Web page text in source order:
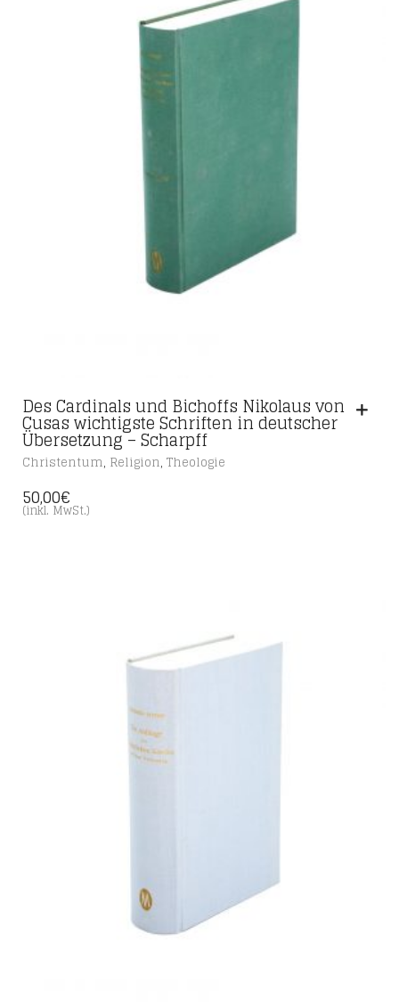
Des Cardinals und Bichoffs Nikolaus von
Cusas wichtigste Schriften in deutscher
Übersetzung – Scharpff
Christentum, Religion, Theologie
50,00€
(inkl. MwSt.)